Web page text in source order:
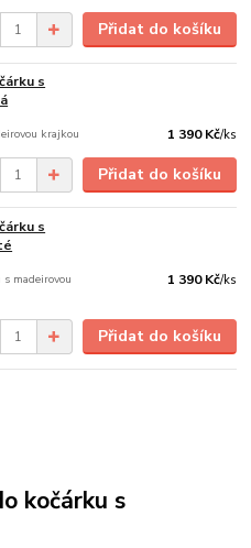
Přidat do košíku
s
krajkou 1 390 Kč/ks
Přidat do košíku
s
madeirovou
1 390 Kč/ks
Přidat do košíku
kočárku s